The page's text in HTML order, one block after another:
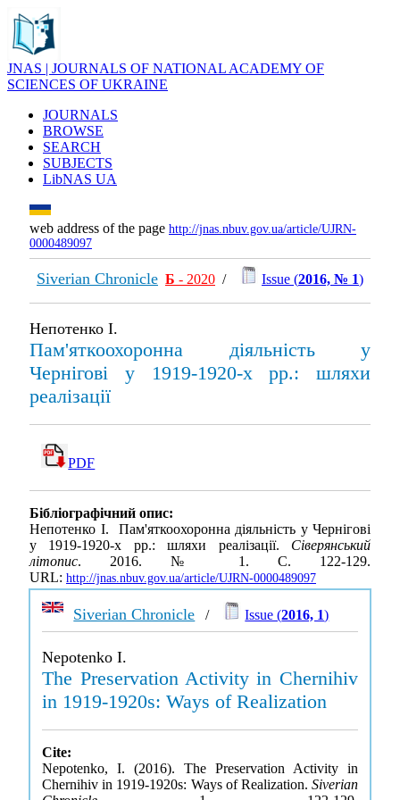
JNAS | JOURNALS OF NATIONAL ACADEMY OF
SCIENCES OF UKRAINE
JOURNALS
BROWSE
SEARCH
SUBJECTS
LibNAS UA
web address of the page http://jnas.nbuv.gov.ua/article/UJRN-
0000489097
Siverian Chronicle Б - 2020 / Issue (2016, № 1)
Непотенко І.
Пам'яткоохоронна діяльність у
Чернігові у 1919-1920-х рр.: шляхи
реалізації
PDF
Бібліографічний опис:
Непотенко І. Пам'яткоохоронна діяльність у Чернігові
у 1919-1920-х рр.: шляхи реалізації. Сіверянський
літопис. 2016. № 1. С. 122-129.
URL: http://jnas.nbuv.gov.ua/article/UJRN-0000489097
Siverian Chronicle / Issue (2016, 1)
Nepotenko I.
The Preservation Activity in Chernihiv
in 1919-1920s: Ways of Realization
Cite:
Nepotenko, I. (2016). The Preservation Activity in
Chernihiv in 1919-1920s: Ways of Realization. Siverian